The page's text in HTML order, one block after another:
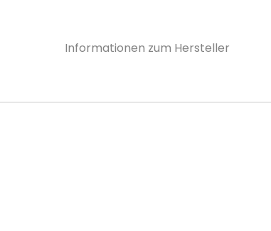
Informationen zum Hersteller